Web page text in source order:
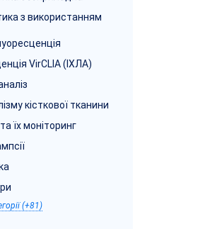
з використанням
VirCLIA (ІХЛА)
кісткової тканини
їх моніторинг
(+81)